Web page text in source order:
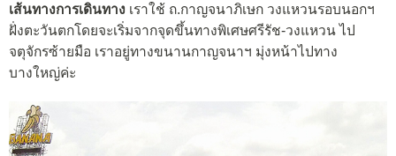
เส้นทางการเดินทาง เราใช้ ถ.กาญจนาภิเษก วงแหวนรอบนอกฯ
ฝั่งตะวันตกโดยจะเริ่มจากจุดขึ้นทางพิเศษศรีรัช-วงแหวน ไป
จตุจักรซ้ายมือ เราอยู่ทางขนานกาญจนาฯ มุ่งหน้าไปทาง
บางใหญ่ค่ะ